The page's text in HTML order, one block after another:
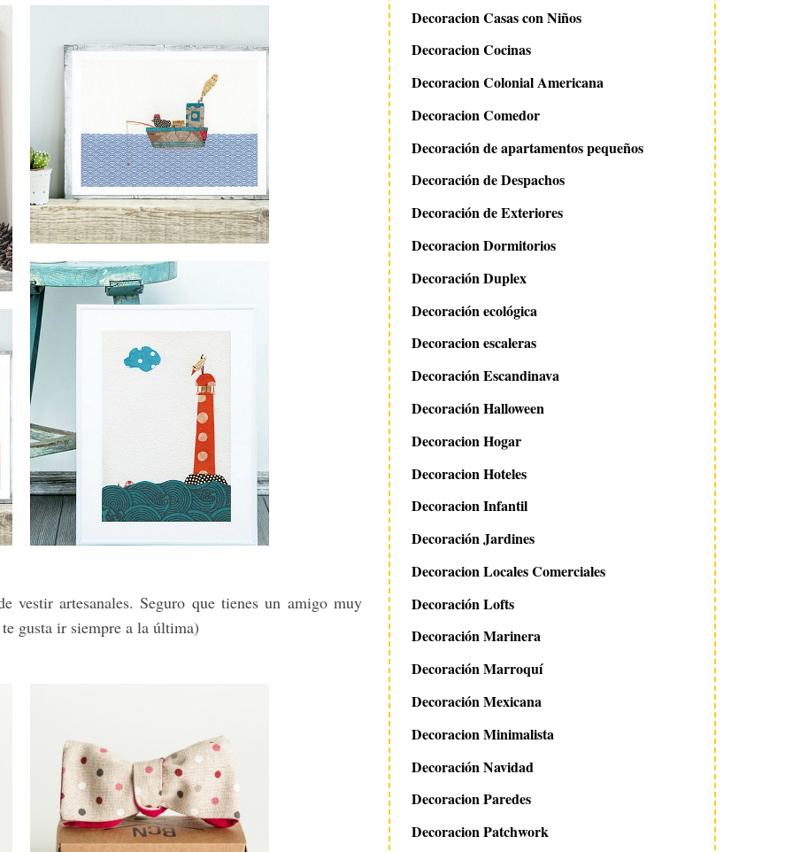
vestir artesanales. Seguro que tienes un amigo muy
gusta ir siempre a la última)
Decoracion Casas con Niños
Decoracion Cocinas
Decoracion Colonial Americana
Decoracion Comedor
Decoración de apartamentos pequeños
Decoración de Despachos
Decoración de Exteriores
Decoracion Dormitorios
Decoración Duplex
Decoración ecológica
Decoracion escaleras
Decoración Escandinava
Decoración Halloween
Decoracion Hogar
Decoracion Hoteles
Decoracion Infantil
Decoración Jardines
Decoracion Locales Comerciales
Decoración Lofts
Decoración Marinera
Decoración Marroquí
Decoración Mexicana
Decoracion Minimalista
Decoración Navidad
Decoracion Paredes
Decoracion Patchwork